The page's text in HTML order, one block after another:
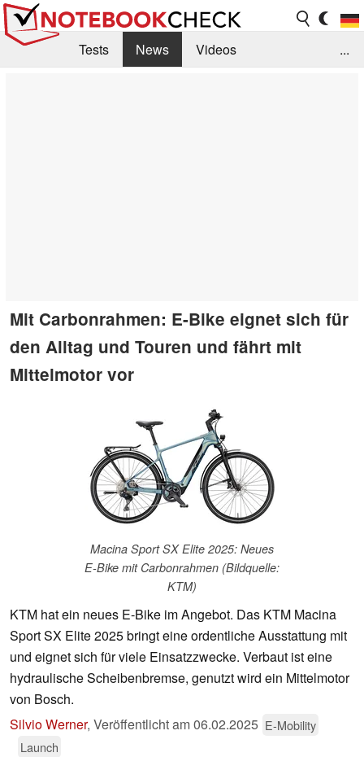
Tests News
Videos
...
Mit Carbonrahmen: E-Bike eignet sich für
den Alltag und Touren und fährt mit
Mittelmotor vor
Macina Sport SX Elite 2025: Neues
E-Bike mit Carbonrahmen (Bildquelle:
KTM)
KTM hat ein neues E-Bike im Angebot. Das KTM Macina
Sport SX Elite 2025 bringt eine ordentliche Ausstattung mit
und eignet sich für viele Einsatzzwecke. Verbaut ist eine
hydraulische Scheibenbremse, genutzt wird ein Mittelmotor
von Bosch.
Silvio Werner, Veröffentlicht am06.02.2025 E-Mobility
Launch